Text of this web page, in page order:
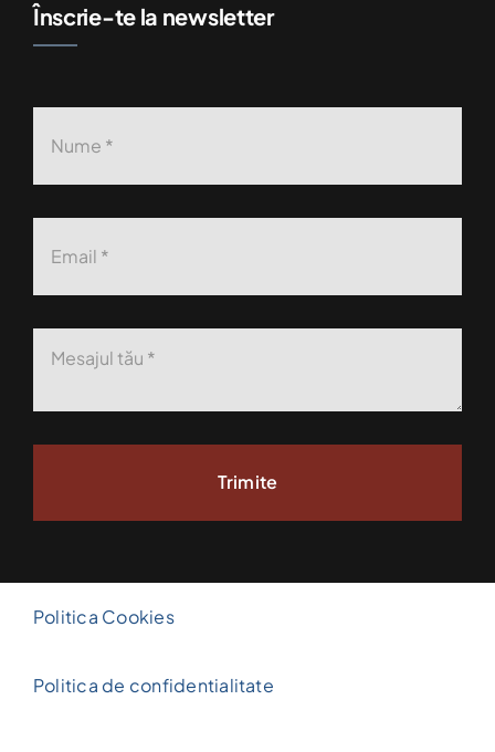
Înscrie-te la newsletter
Trimite
Politica Cookies
Politica de confidentialitate